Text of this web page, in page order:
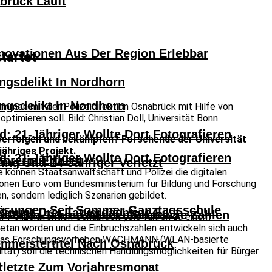
Aus Der Region Erlebbar
In Nordhorn
21-Jähriger Wollte Dort Fotografieren
Seit Sommer Ganztagsschule
In Nordhorn
21-Jähriger Wollte Dort Fotografieren
Erfasst
Drei Tatverdächtige Fest
Und 14-Jähriger Verletzt
Zehn Jahren Wieder Schwarze Zahlen
Zum Vorjahresmonat
Nach Osnabrück
mit der Polizeidirektion Osnabrück mit Hilfe von
soll. Bild: Christian Doll, Universität Bonn
und bekämpfen? Forschende der Universität
Projekt.
können Staatsanwaltschaft und Polizei die digitalen
Euro vom Bundesministerium für Bildung und Forschung
sondern lediglich Szenarien gebildet.
Polizeidirektion Osnabrück. „Sie führen zu einem
worden und die Einbruchszahlen entwickeln sich auch
Forschungsvorhaben WACHMANN (WLAN-basierte
soll die technischen Handlungsmöglichkeiten für Bürger